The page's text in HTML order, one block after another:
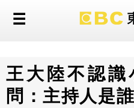
王大陸不認識
問：主持人是